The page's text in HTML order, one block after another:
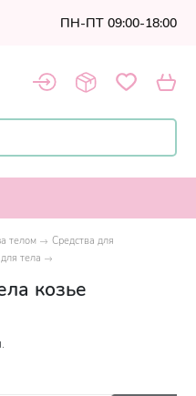
ПН-ПТ 09:00-18:00
телом
Средства для
тела
козье